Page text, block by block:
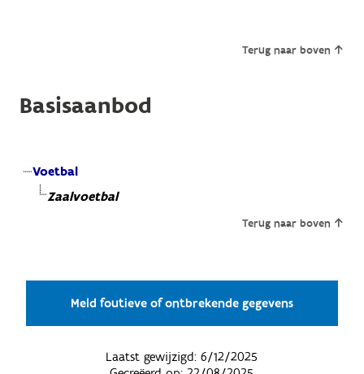
Terug naar boven
Basisaanbod
Voetbal
Zaalvoetbal
Terug naar boven
Meld foutieve of ontbrekende gegevens
Laatst gewijzigd:6/12/2025